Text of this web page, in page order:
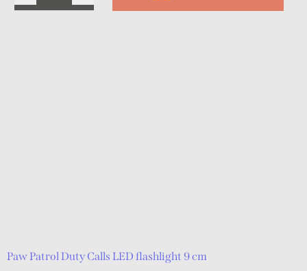
Paw Patrol Duty Calls LED flashlight 9 cm